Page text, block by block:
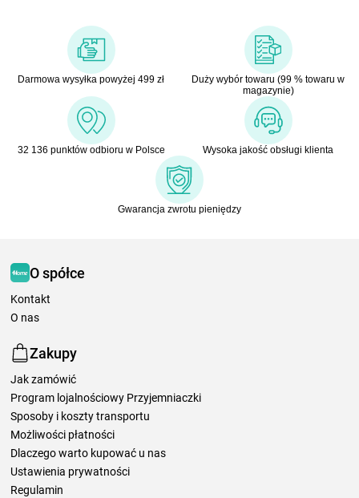
Darmowa wysyłka powyżej 499 zł
Duży wybór towaru (99 % towaru w
magazynie)
32 136 punktów odbioru w Polsce Wysoka jakość obsługi klienta
Gwarancja zwrotu pieniędzy
O spółce
Kontakt
O nas
Zakupy
Jak zamówić
Program lojalnościowy Przyjemniaczki
Sposoby i koszty transportu
Możliwości płatności
Dlaczego warto kupować u nas
Ustawienia prywatności
Regulamin